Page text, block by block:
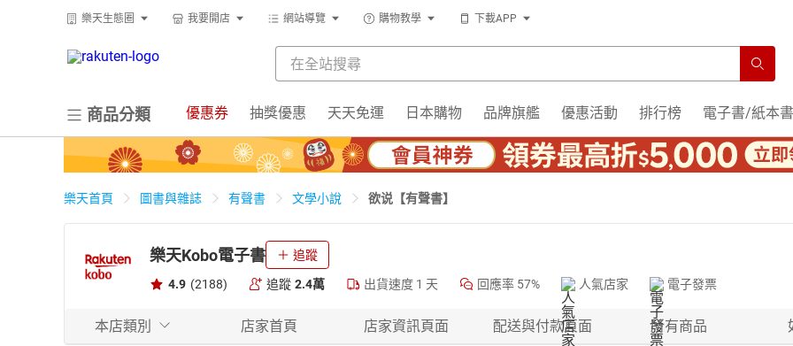
樂天生態圈 我要開店 網站導覽 購物教學 下載APP
商品分類 優惠券 抽獎優惠 天天免運 日本購物 品牌旗艦 優惠活動 排行榜 電子書/紙本書
樂天首頁 圖書與雜誌 有聲書 文學小說 欲说【有聲書】
樂天Kobo電子書 追蹤
4.9 (2188) 追蹤 2.4萬 出貨速度 1 天 回應率 57% 人氣店家 電子發票
本店類別 店家首頁 店家資訊頁面 配送與付款頁面 所有商品